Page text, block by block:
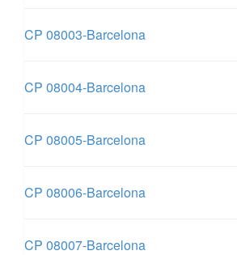
CP 08003-Barcelona
CP 08004-Barcelona
CP 08005-Barcelona
CP 08006-Barcelona
CP 08007-Barcelona